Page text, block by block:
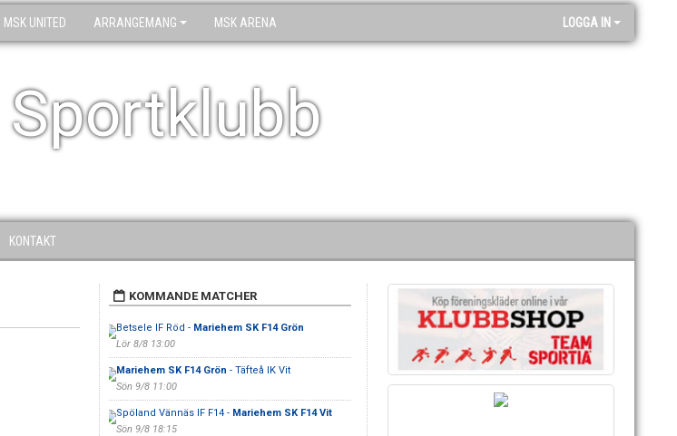
MSK UNITED ARRANGEMANG MSK ARENA LOGGA IN
KONTAKT
KOMMANDE MATCHER
Betsele IF Röd - Mariehem SK F14 Grön
Lör 8/8 13:00
Mariehem SK F14 Grön - Täfteå IK Vit
Sön 9/8 11:00
Spöland Vännäs IF F14 - Mariehem SK F14 Vit
Sön 9/8 18:15